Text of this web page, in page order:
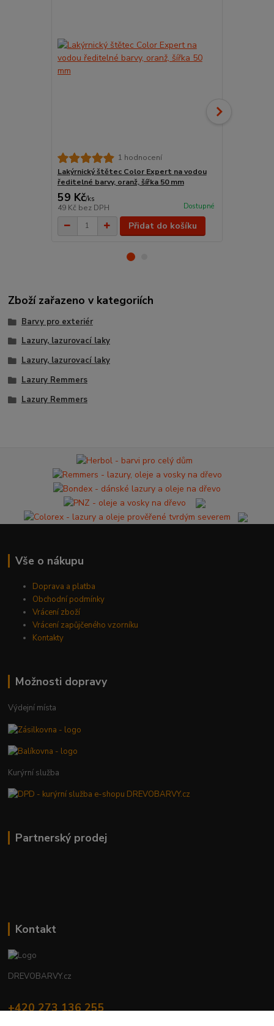
1 hodnocení
Lakýrnický štětec Color Expert na vodou
ředitelné barvy, oranž, šířka 50 mm
59 Kč/ks
49 Kč bez DPH Dostupné
Přidat do košíku
Zboží zařazeno v kategoriích
Barvy pro exteriér
Lazury, lazurovací laky
Lazury, lazurovací laky
Lazury Remmers
Lazury Remmers
Vše o nákupu
Doprava a platba
Obchodní podmínky
Vrácení zboží
Vrácení zapůjčeného vzorníku
Kontakty
Možnosti dopravy
Výdejní místa
Kurýrní služba
Partnerský prodej
Kontakt
DREVOBARVY.cz
+420 273 136 255